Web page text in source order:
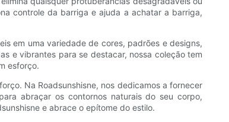
controle da barriga e ajuda a achatar a barriga,
em uma variedade de cores, padrões e designs,
e vibrantes para se destacar, nossa coleção tem
esforço.
Na Roadsunshisne, nos dedicamos a fornecer
abraçar os contornos naturais do seu corpo,
e abrace o epítome do estilo.